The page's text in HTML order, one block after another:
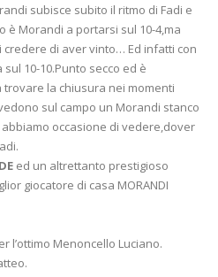
subisce subito il ritmo di Fadi e
è Morandi a portarsi sul 10-4,ma
credere di aver vinto… Ed infatti con
10-10.Punto secco ed è
la chiusura nei momenti
sul campo un Morandi stanco
occasione di vedere,dover
ed un altrettanto prestigioso
giocatore di casa MORANDI
l’ottimo Menoncello Luciano.